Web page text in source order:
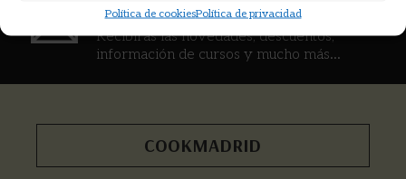
Política de cookiesPolítica de privacidad
Suscríbete a nuestro boletín >
Recibirás las novedades, descuentos,
información de cursos y mucho más...
COOKMADRID